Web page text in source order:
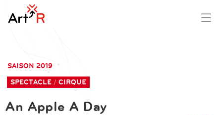
contenu
SAISON 2019
SPECTACLE CIRQUE
An Apple A Day